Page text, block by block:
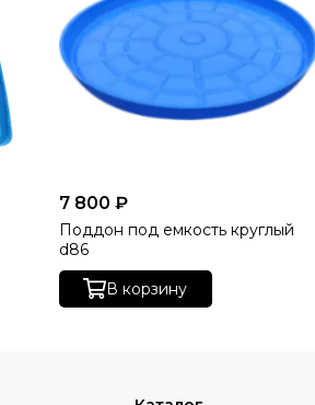
7 800 ₽
Поддон под емкость круглый
d86
В корзину